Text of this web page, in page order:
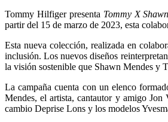
Tommy Hilfiger presenta Tommy X
partir del 15 de marzo de 2023, esta
Esta nueva colección, realizada en
inclusión. Los nuevos diseños
la visión sostenible que Shawn Mendes y
La campaña cuenta con un elenco
Mendes, el artista, cantautor y amigo
cambio Deprise Lons y los modelos